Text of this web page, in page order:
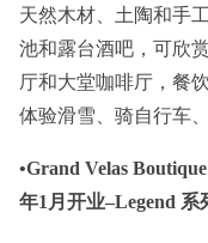
天然木材、土陶和手
池和露台酒吧，可欣
厅和大堂咖啡厅，餐
体验滑雪、骑自行车
•Grand Velas
年1月开业–Legend 系